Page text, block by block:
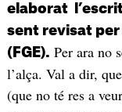
elaborat
sent revisat per
(FGE). Per ara no
l’alça. Val a dir,
(que no té res a